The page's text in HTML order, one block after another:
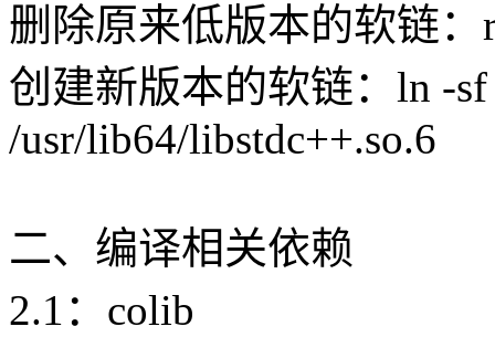
删除原来低版本的软链：
创建新版本的软链：ln -sf
/usr/lib64/libstdc++.so.6
二、编译相关依赖
2.1：colib